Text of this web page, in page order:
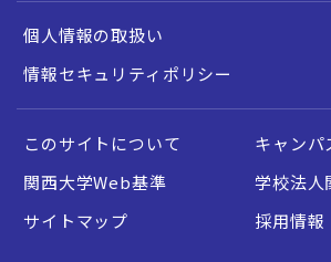
個人情報の取扱い
情報セキュリティポリシー
このサイトについて
キャンパ
関西大学Web基準
学校法人
サイトマップ
採用情報